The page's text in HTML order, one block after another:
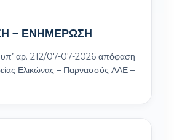
– ΕΝΗΜΕΡΩΣΗ
αρ. 212/07-07-2026 απόφαση
Ελικώνας – Παρνασσός ΑΑΕ –